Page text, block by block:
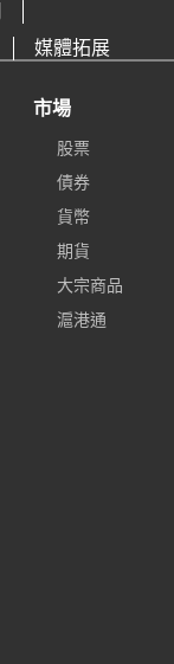
媒體拓展
市場
股票
債券
貨幣
期貨
大宗商品
滬港通